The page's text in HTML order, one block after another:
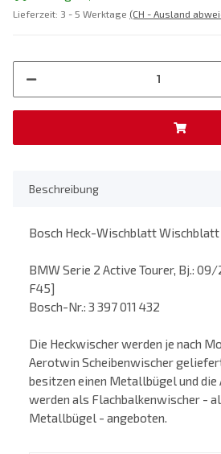
Lieferzeit: 3 - 5 Werktage (CH - Ausland
Beschreibung
Bosch Heck-Wischblatt Wischblatt
BMW Serie 2 Active Tourer, Bj.:
F45]
Bosch-Nr.: 3 397 011 432
Die Heckwischer werden je nach
Aerotwin Scheibenwischer
besitzen einen Metallbügel und
werden als Flachbalkenwischer -
Metallbügel - angeboten.